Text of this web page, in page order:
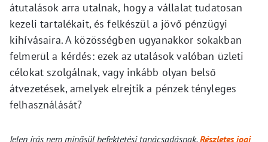
átutalások arra utalnak, hogy a vállalat tudatosan
kezeli tartalékait, és felkészül a jövő pénzügyi
kihívásaira. A közösségben ugyanakkor sokakban
felmerül a kérdés: ezek az utalások valóban üzleti
célokat szolgálnak, vagy inkább olyan belső
átvezetések, amelyek elrejtik a pénzek tényleges
felhasználását?
Jelen írás nem minősül befektetési tanácsadásnak.Részletes jogi